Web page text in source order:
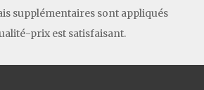
supplémentaires sont appliqués
prix est satisfaisant.